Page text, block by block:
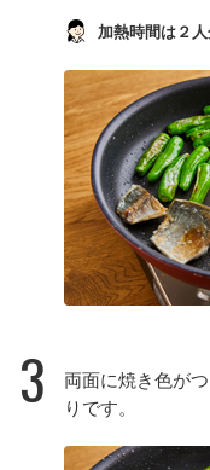
加熱時間は２人
3
両面に焼き色が
りです。